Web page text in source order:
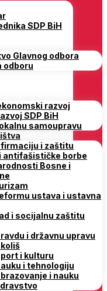
SDP BiH
Glavnog odbora
odboru
razvoj
SDP BiH
samoupravu
i zaštitu
antifašističke borbe
Bosne i
ustava i ustavna
i socijalnu zaštitu
i državnu upravu
i kulturu
i tehnologiju
i nauku